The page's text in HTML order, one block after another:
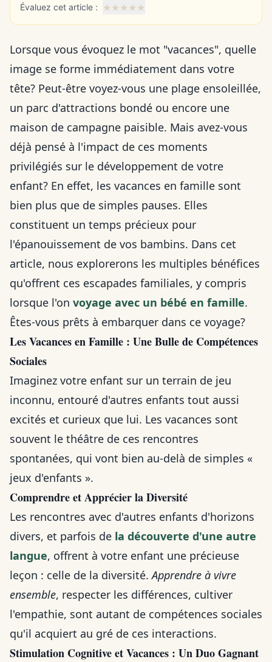
Évaluez cet article : ★★★★★
Lorsque vous évoquez le mot "vacances", quelle
image se forme immédiatement dans votre
tête? Peut-être voyez-vous une plage ensoleillée,
un parc d'attractions bondé ou encore une
maison de campagne paisible. Mais avez-vous
déjà pensé à l'impact de ces moments
privilégiés sur le développement de votre
enfant? En effet, les vacances en famille sont
bien plus que de simples pauses. Elles
constituent un temps précieux pour
l'épanouissement de vos bambins. Dans cet
article, nous explorerons les multiples bénéfices
qu'offrent ces escapades familiales, y compris
lorsque l'on voyage avec un bébé en famille.
Êtes-vous prêts à embarquer dans ce voyage?
Les Vacances en Famille : Une Bulle de Compétences
Sociales
Imaginez votre enfant sur un terrain de jeu
inconnu, entouré d'autres enfants tout aussi
excités et curieux que lui. Les vacances sont
souvent le théâtre de ces rencontres
spontanées, qui vont bien au-delà de simples «
jeux d'enfants ».
Comprendre et Apprécier la Diversité
Les rencontres avec d'autres enfants d'horizons
divers, et parfois de la découverte d'une autre
langue, offrent à votre enfant une précieuse
leçon : celle de la diversité.Apprendre à vivre
ensemble, respecter les différences, cultiver
l'empathie, sont autant de compétences sociales
qu'il acquiert au gré de ces interactions.
Stimulation Cognitive et Vacances : Un Duo Gagnant